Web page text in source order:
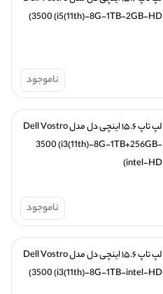
3500 (i5(11th)-8G-1TB-2GB-HD)
ناموجود
3500 (i3(11th)-8G-1TB+256GB-
intel-HD)
ناموجود
3500 (i3(11th)-8G-1TB-intel-HD)